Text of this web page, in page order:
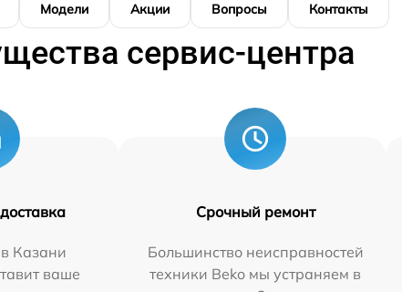
Модели Акции Вопросы Контакты
сервис-центра
Казани
ваше
Срочный ремонт
Большинство неисправностей
техники Beko мы устраняем в